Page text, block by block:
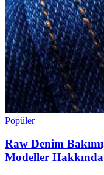
Popüler
Raw Denim
Modeller